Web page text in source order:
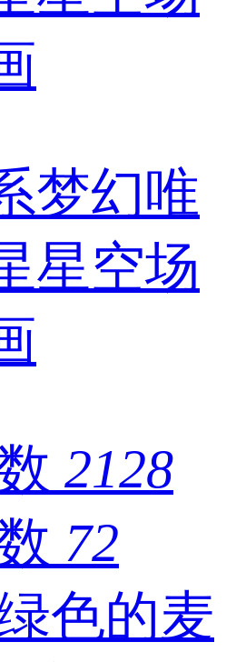
梦幻唯
星空场
2128
72